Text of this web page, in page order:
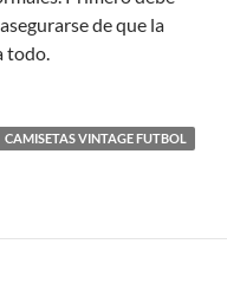
de que la
todo.
CAMISETAS VINTAGE FUTBOL